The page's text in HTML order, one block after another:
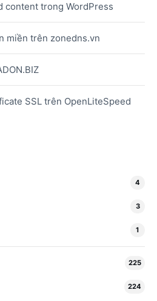
content trong WordPress
miền trên zonedns.vn
SSL trên OpenLiteSpeed
4
3
1
225
224